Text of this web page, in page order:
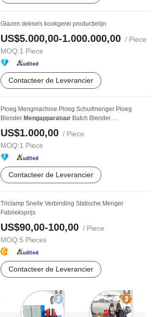
Glazen deksels kookgerei productielijn
US$5.000,00-1.000.000,00 / Piece
MOQ:1 Piece
Contacteer de Leverancier
Ploeg Mengmachine Ploeg Schuifmenger Ploeg
Blender Mengapparatuur Batch Blender
Voedselmenger ...
US$1.000,00 / Piece
MOQ:1 Piece
Contacteer de Leverancier
Triclamp Snelle Verbinding Statische Menger
Fabrieksprijs
US$90,00-100,00 / Piece
MOQ:5 Pieces
Contacteer de Leverancier